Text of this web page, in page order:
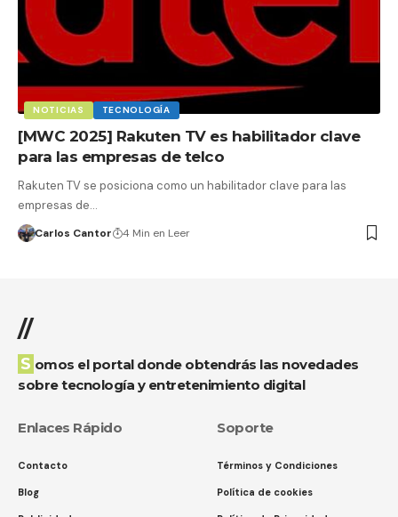
NOTICIAS TECNOLOGÍA
[MWC 2025] Rakuten TV es habilitador clave
para las empresas de telco
Rakuten TV se posiciona como un habilitador clave para las
empresas de…
Carlos Cantor 4 Min en Leer
//
Somos el portal donde obtendrás las novedades
sobre tecnología y entretenimiento digital
Enlaces Rápido
Contacto
Blog
Soporte
Términos y Condiciones
Política de cookies